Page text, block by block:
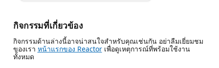
กิจกรรมที่เกี่ยวข้อง
กิจกรรมด้านล่างนี้อาจน่าสนใจสําหรับคุณเช่นกัน อย่าลืมเยี่ยมชม
ของเรา หน้าแรกของ Reactorเพื่อดูเหตุการณ์ที่พร้อมใช้งาน
ทั้งหมด